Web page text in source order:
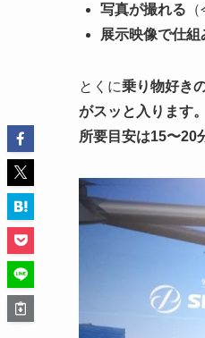
写真が撮れる
展示映像で仕組
とくに乗り物好き
がスッと入ります。
所要目安は15〜20